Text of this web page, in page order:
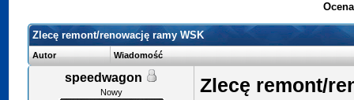
Zlecę remont/renowację ramy WSK
Autor Wiadomość
speedwagon
Nowy
Zlecę remont/